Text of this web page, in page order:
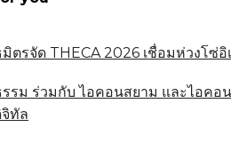
ตรจัด THECA 2026 เชื่อมห่วงโซ่
รม ร่วมกับ ไอคอนสยาม และไอคอ
ทัล